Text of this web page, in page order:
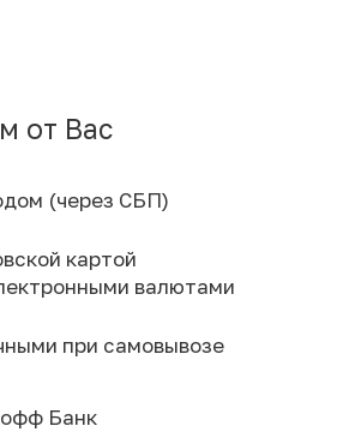
от Вас
(через СБП)
картой
валютами
при самовывозе
Банк